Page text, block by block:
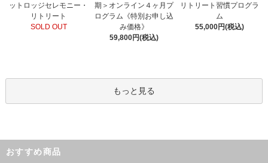
ットロッジセレモニー・
リトリート
SOLD OUT
期＞オンライン４ヶ月プ
ログラム《特別お申し込
み価格》
59,800円(税込)
リトリート習慣プログラ
ム
55,000円(税込)
もっと見る
おすすめ商品